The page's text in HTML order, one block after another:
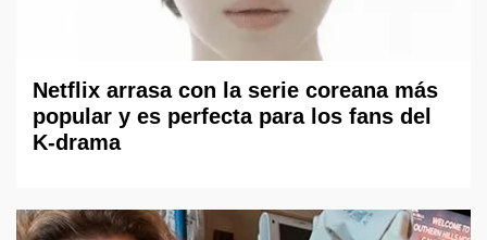
Netflix arrasa con la serie coreana más
popular y es perfecta para los fans del
K-drama